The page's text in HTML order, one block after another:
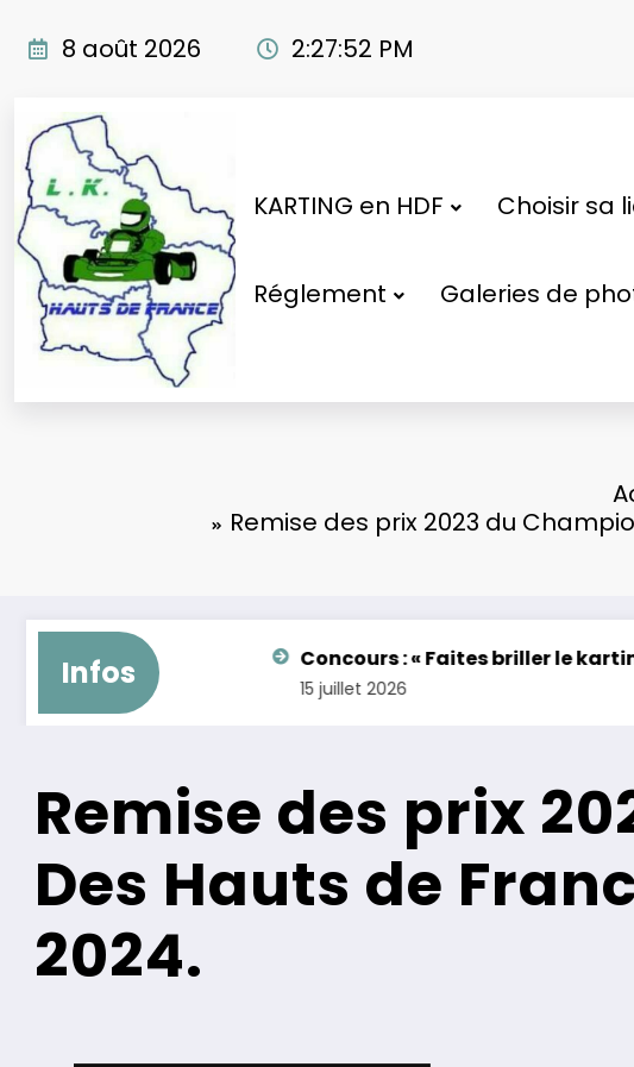
8 août 2026 2:27:53 PM
KARTING en HDF Choisir sa
Réglement Galeries de
Remise des prix 2023 du
Infos
FEMININES Concours : « Faites briller le karting des
Remise des prix
Des Hauts de
2024.